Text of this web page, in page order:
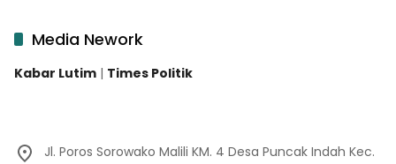
Media Nework
Kabar Lutim | Times Politik
Jl. Poros Sorowako Malili KM. 4 Desa Puncak Indah Kec.